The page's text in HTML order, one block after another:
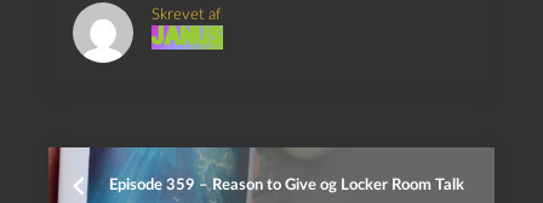
Skrevet af
Janus
Episode 359 – Reason to Give og Locker Room Talk